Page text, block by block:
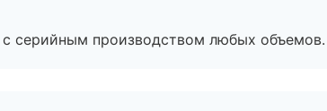
серийным производством любых объемов.